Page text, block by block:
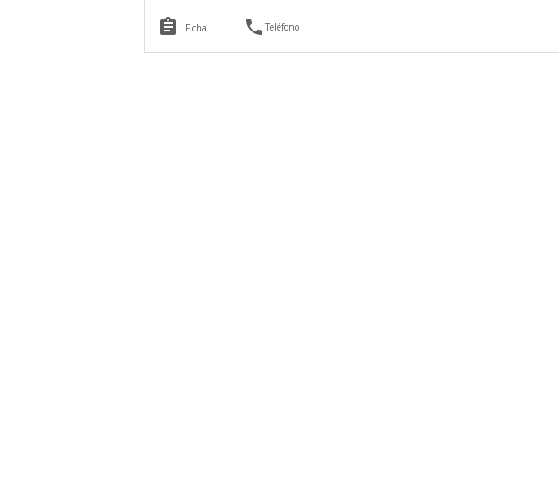
 Ficha Teléfono